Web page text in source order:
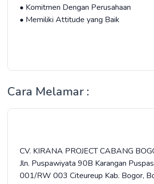
• Komitmen Dengan Perusahaan
• Memiliki Attitude yang Baik
Cara Melamar :
CV. KIRANA PROJECT CABANG
Jln. Puspawiyata 90B Karangan
001/RW 003 Citeureup Kab. Bogor,